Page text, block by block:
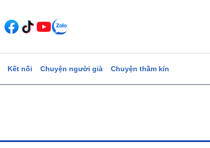
Kết nối Chuyện người già Chuyện thầm kín